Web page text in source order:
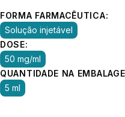
FORMA FARMACÊUTICA:
Solução injetável
DOSE:
50 mg/ml
QUANTIDADE NA
5 ml